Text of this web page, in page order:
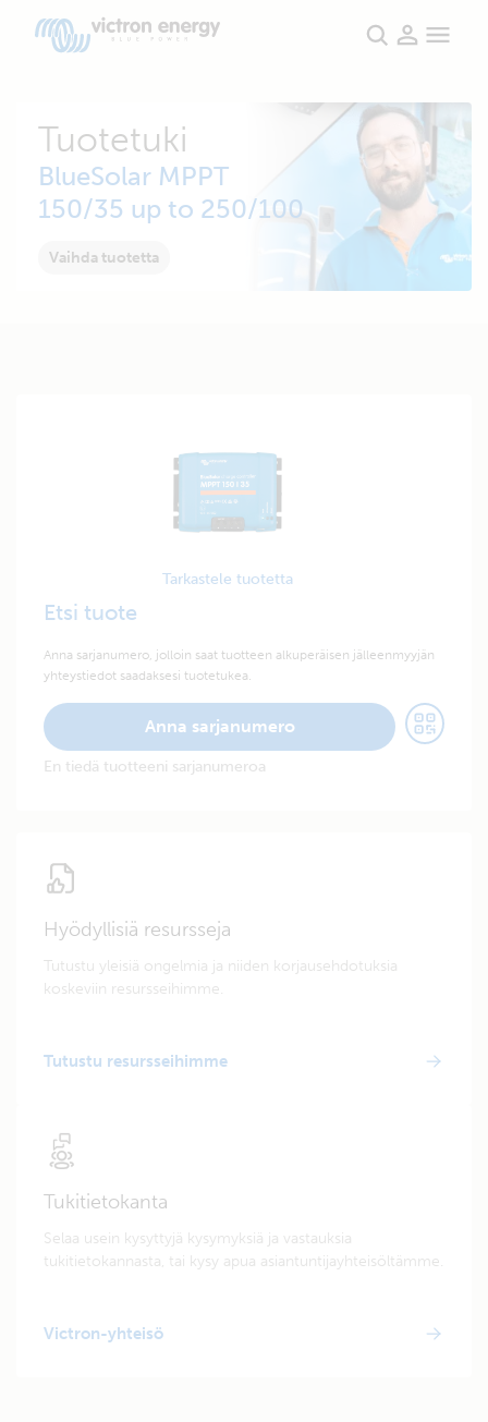
Tuotetuki
BlueSolar MPPT
150/35 up to 250/100
Vaihda tuotetta
Tarkastele tuotetta
Etsi tuote
Anna sarjanumero, jolloin saat tuotteen alkuperäisen jälleenmyyjän
yhteystiedot saadaksesi tuotetukea.
Anna sarjanumero
En tiedä tuotteeni sarjanumeroa
Hyödyllisiä resursseja
Tutustu yleisiä ongelmia ja niiden korjausehdotuksia
koskeviin resursseihimme.
Tutustu resursseihimme
Tukitietokanta
Selaa usein kysyttyjä kysymyksiä ja vastauksia
tukitietokannasta, tai kysy apua asiantuntijayhteisöltämme.
Victron-yhteisö